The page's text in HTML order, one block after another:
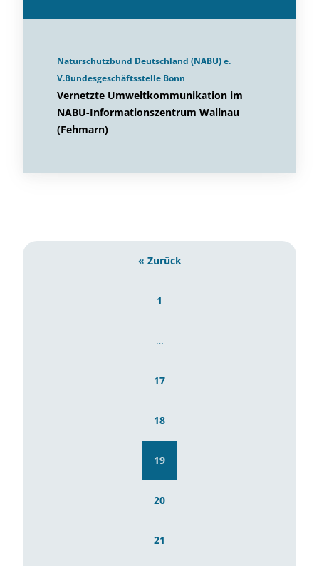
Naturschutzbund Deutschland (NABU) e.
V.Bundesgeschäftsstelle Bonn
Vernetzte Umweltkommunikation im
NABU-Informationszentrum Wallnau
(Fehmarn)
« Zurück
1
…
17
18
19
20
21